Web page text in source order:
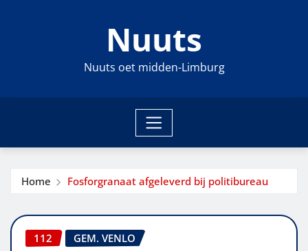
Nuuts
Nuuts oet midden-Limburg
Home Fosforgranaat afgeleverd bij politibureau
112 GEM. VENLO